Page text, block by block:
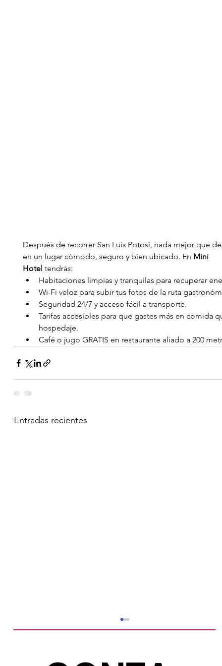
Después de recorrer San Luis Potosí, nada mejor que
en un lugar cómodo, seguro y bien ubicado. En Mini
Hotel tendrás:
Habitaciones limpias y tranquilas para recuperar
Wi-Fi veloz para subir tus fotos de la ruta
Seguridad 24/7 y acceso fácil a transporte.
Tarifas accesibles para que gastes más en comida
hospedaje.
Café o jugo GRATIS en restaurante aliado a 200
Entradas recientes